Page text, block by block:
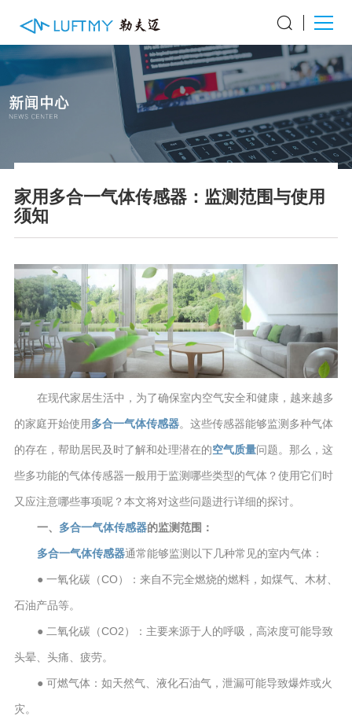
家用多合一气体传感器：监测范围与使用
须知
在现代家居生活中，为了确保室内空气安全和健康，越来越多
的家庭开始使用多合一气体传感器。这些传感器能够监测多种气体
的存在，帮助居民及时了解和处理潜在的空气质量问题。那么，这
些多功能的气体传感器一般用于监测哪些类型的气体？使用它们时
又应注意哪些事项呢？本文将对这些问题进行详细的探讨。
一、 多合一气体传感器的监测范围：
多合一气体传感器通常能够监测以下几种常见的室内气体：
● 一氧化碳（CO）：来自不完全燃烧的燃料，如煤气、木材、
石油产品等。
● 二氧化碳（CO2）：主要来源于人的呼吸，高浓度可能导致
头晕、头痛、疲劳。
● 可燃气体：如天然气、液化石油气，泄漏可能导致爆炸或火
灾。